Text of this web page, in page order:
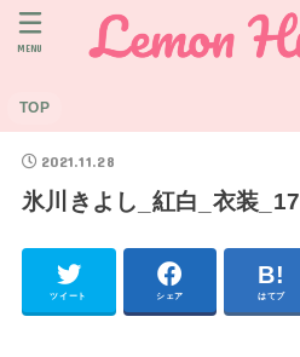
TOP
MENU
2021.11.28
氷川きよし_紅白_衣装_17
ツイート シェア はてブ